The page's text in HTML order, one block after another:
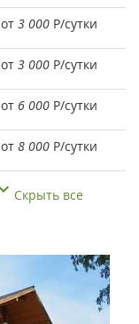
от 3 000 Р/сутки
от 3 000 Р/сутки
от 6 000 Р/сутки
от 8 000 Р/сутки
Скрыть все